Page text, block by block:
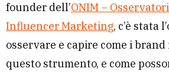
founder dell’ONIM –
Influencer Marketing, c’è stata
osservare e capire come i
questo strumento, e come